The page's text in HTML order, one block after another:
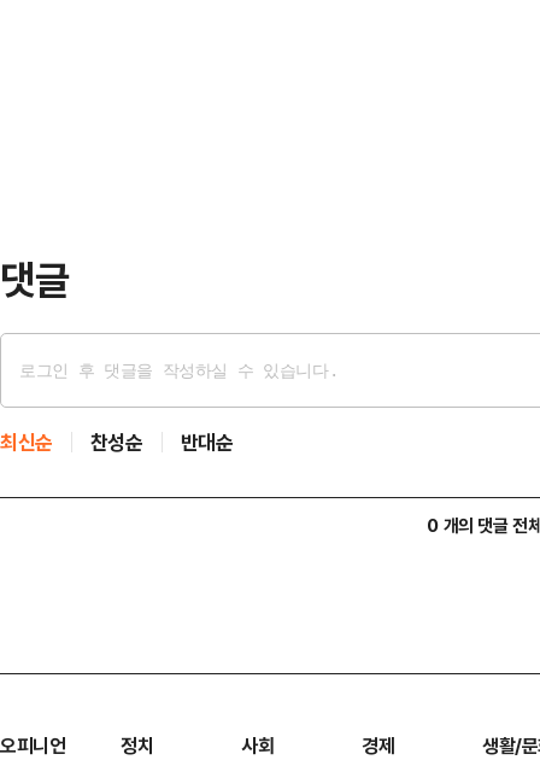
댓글
최신순 찬성순 반대순
0 개의 댓글 전
오피니언 정치 사회 경제 생활/